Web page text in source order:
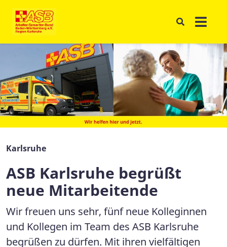
Karlsruhe
ASB Karlsruhe begrüßt
neue Mitarbeitende
Wir freuen uns sehr, fünf neue Kolleginnen
und Kollegen im Team des ASB Karlsruhe
begrüßen zu dürfen. Mit ihren vielfältigen